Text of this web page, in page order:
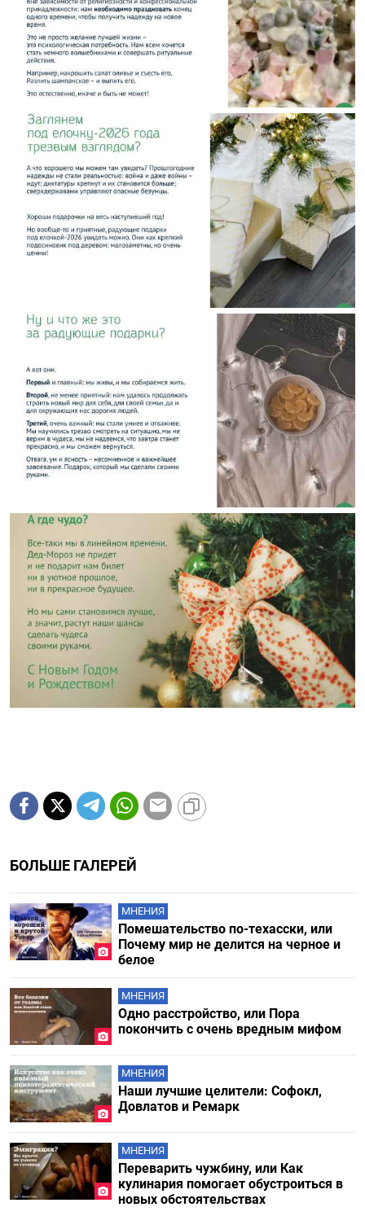
БОЛЬШЕ ГАЛЕРЕЙ
МНЕНИЯ
Помешательство по-техасски, или
Почему мир не делится на черное и
белое
МНЕНИЯ
Одно расстройство, или Пора
покончить с очень вредным мифом
МНЕНИЯ
Наши лучшие целители: Софокл,
Довлатов и Ремарк
МНЕНИЯ
Переварить чужбину, или Как
кулинария помогает обустроиться в
новых обстоятельствах